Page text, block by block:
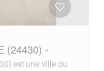
(24430) -
est une ville du